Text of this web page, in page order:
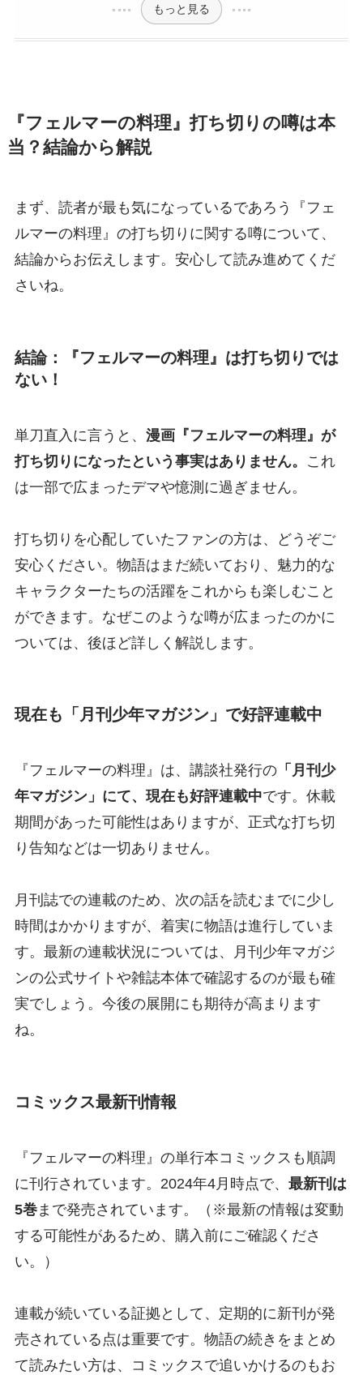
もっと見る
『フェルマーの料理』打ち切りの噂は本
当？結論から解説
まず、読者が最も気になっているであろう『フェ
ルマーの料理』の打ち切りに関する噂について、
結論からお伝えします。安心して読み進めてくだ
さいね。
結論：『フェルマーの料理』は打ち切りでは
ない！
単刀直入に言うと、 漫画『フェルマーの料理』が
打ち切りになったという事実はありません。
これ
は一部で広まったデマや憶測に過ぎません。
打ち切りを心配していたファンの方は、どうぞご
安心ください。物語はまだ続いており、魅力的な
キャラクターたちの活躍をこれからも楽しむこと
ができます。なぜこのような噂が広まったのかに
ついては、後ほど詳しく解説します。
現在も「月刊少年マガジン」で好評連載中
『フェルマーの料理』は、講談社発行の「月刊少
年マガジン」にて、現在も好評連載中です。休載
期間があった可能性はありますが、正式な打ち切
り告知などは一切ありません。
月刊誌での連載のため、次の話を読むまでに少し
時間はかかりますが、着実に物語は進行していま
す。最新の連載状況については、月刊少年マガジ
ンの公式サイトや雑誌本体で確認するのが最も確
実でしょう。今後の展開にも期待が高まります
ね。
コミックス最新刊情報
『フェルマーの料理』の単行本コミックスも順調
に刊行されています。2024年4月時点で、 最新刊は
5巻まで発売されています。（※最新の情報は変動
する可能性があるため、購入前にご確認くださ
い。）
連載が続いている証拠として、定期的に新刊が発
売されている点は重要です。物語の続きをまとめ
て読みたい方は、コミックスで追いかけるのもお